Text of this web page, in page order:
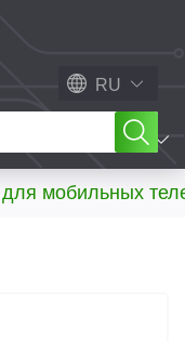
RU
МЕНЮ
для мобильных